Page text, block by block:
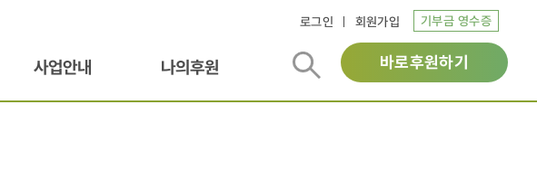
로그인 회원가입 기부금 영수증
사업안내 나의후원 바로후원하기